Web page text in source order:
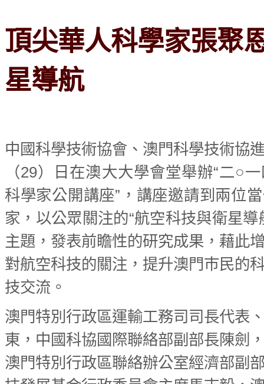
頂尖華人科學家張聚
星導航
中國科學技術協會、澳門科學技術協
（29）日在澳大大學會堂舉辦“二○
科學家公開講座”，講座邀請到兩位
家，以公眾關注的“航空科技與衛星導
主題，發表前瞻性的研究成果，藉此
對航空科技的關注，提升澳門巿民的
技交流。
澳門特別行政區運輸工務司司長代表
東，中國科協國際聯絡部副部長陳劍
澳門特別行政區聯絡辦公室經濟部副